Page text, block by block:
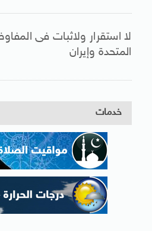
لا استقرار ولاثبات فى
المتحدة وإيران
خدمات